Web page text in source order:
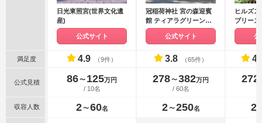
日光東照宮(世界文化遺
産)
公式サイト
冠稲荷神社 宮の森迎賓
館 ティアラグリーンパ
レス
公式サイト
ヒルズ
ブリーズ
公
満足度 4.9 （9件） 3.8 （65件）
公式見積 86〜 125万円
/ 10名
278〜382万円
/ 60名
272
収容人数 2 〜 60名 2 〜 250名 2